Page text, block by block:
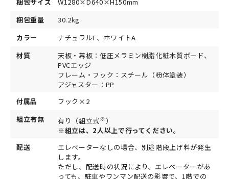
梱包重量
30.2kg
カラー
ナチュラルF、ホワイトA
材質
天板・幕板：低圧メラミン樹脂化粧木質ボード、
PVCエッジ
フレーム・フック：スチール（粉体塗装）
アジャスター：PP
付属品
フック×2
組立有無
有り（組立式※）
※組立は、2人以上で行ってください。
配送
エレベーターなしの場合、別途階段上げ料が発生
します。
ただし、配送時の状況により、エレベーターがあ
っても、駐車やワンマン配送の影響で、1階での